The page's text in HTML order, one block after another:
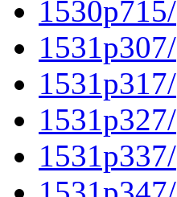
1530p715/
1531p307/
1531p317/
1531p327/
1531p337/